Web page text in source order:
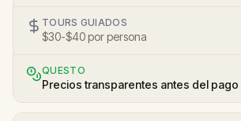
TOURS GUIADOS
$30-$40 por persona
QUESTO
Precios transparentes antes del pago